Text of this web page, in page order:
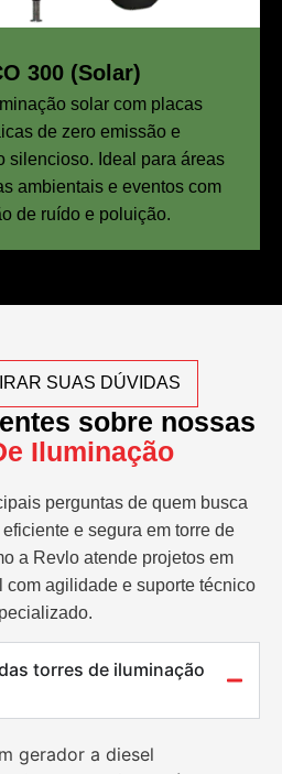
300 (Solar)
solar com placas
de zero emissão e
silencioso. Ideal para áreas
ambientais e eventos com
de ruído e poluição.
SUAS DÚVIDAS
sobre nossas
Iluminação
perguntas de quem busca
e segura em torre de
a Revlo atende projetos em
agilidade e suporte técnico
torres de iluminação
gerador a diesel